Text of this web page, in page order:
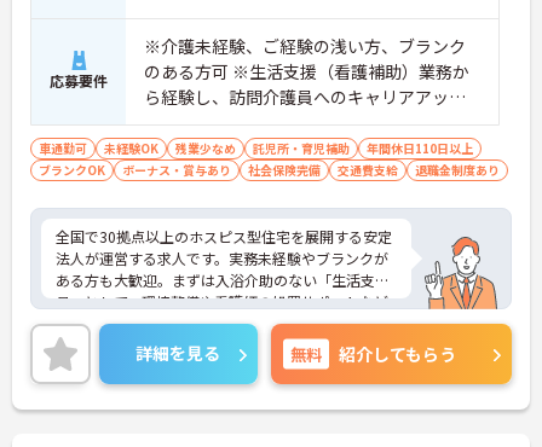
の努力がしっかりと給与に還元されます
【大手グループの充実した福利厚生のもと、将来に
・未就学児お一人につき月1万円の保育手当や育
児・介護向けの時短勤務制度が整っており、ご家庭
との両立を強力にサポートする環境です
・医療費や市販薬の補助が受けられる共済会制度に
加え、75歳までの再雇用制度が設けられていること
で、長期的な安心感を持ってご活躍いただけます
応募要件
※介護未経験、ご経験の浅い方、ブランク
のある方可 ※生活支援（看護補助）業務か
ら経験し、訪問介護員へのキャリアアップ
を目指せます
車通勤可 未経験OK 残業少なめ 託児所・育児補助
年間休日110日以上
ブランクOK
ボーナス・賞与あり 社会保険完備 交通費支給 退職金制度あり
全国で30拠点以上のホスピス型住宅を展開する安定
法人が運営する求人です。実務未経験やブランクが
ある方も大歓迎。まずは入浴介助のない「生活支援
員」として、環境整備や看護師の処置サポートなど
の業務からスタートし、無理なくホスピスケアの経
験を積むことができ、ゆくゆくは訪問介護員へステ
ップアップすることも可能です。残業は全社平均残
業月5時間程度と少なく、連続休暇の取得で支援金
が支給される独自の制度や、自由診療の割引が受け
詳細を見る 無料 紹介してもらう